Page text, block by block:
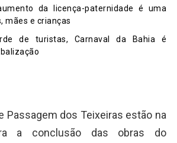
da licença-paternidade é uma
mães e crianças
de turistas, Carnaval da Bahia é
Passagem dos Teixeiras estão na
a conclusão das obras do